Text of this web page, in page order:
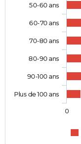
50-60 ans
60-70 ans
70-80 ans
80-90 ans
90-100 ans
Plus de 100 ans
0